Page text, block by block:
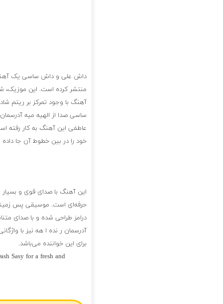
داش علی و داش ساسی یک آهنگ
منتشر کرده است. این موزیک،
آهنگ با وجود تمرکز بر ریتم
ساسی صدا از الهیه میه
عاطفی این آهنگ به کار رفته
خود را در بین خطوط آن جا
این آهنگ با صدای قوی و
حرفه‌ای است. موسیقی پس زمینه‌ی
درامز طراحی شده و با صدای
آدرسمان ر نده ا هه نیز با
برای این خواننده می‌باشد.
Sasy for a fresh and